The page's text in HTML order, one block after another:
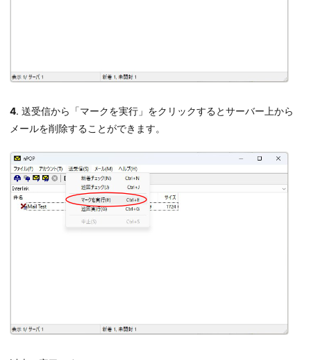
4. 送受信から「マークを実行」をクリックするとサーバー上から
メールを削除することができます。